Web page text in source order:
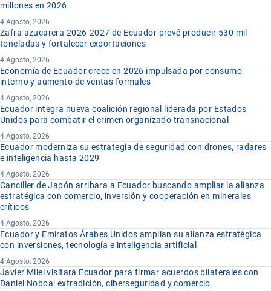
millones en 2026
4 Agosto, 2026
Zafra azucarera 2026-2027 de Ecuador prevé producir 530 mil
toneladas y fortalecer exportaciones
4 Agosto, 2026
Economía de Ecuador crece en 2026 impulsada por consumo
interno y aumento de ventas formales
4 Agosto, 2026
Ecuador integra nueva coalición regional liderada por Estados
Unidos para combatir el crimen organizado transnacional
4 Agosto, 2026
Ecuador moderniza su estrategia de seguridad con drones, radares
e inteligencia hasta 2029
4 Agosto, 2026
Canciller de Japón arribara a Ecuador buscando ampliar la alianza
estratégica con comercio, inversión y cooperación en minerales
críticos
4 Agosto, 2026
Ecuador y Emiratos Árabes Unidos amplían su alianza estratégica
con inversiones, tecnología e inteligencia artificial
4 Agosto, 2026
Javier Milei visitará Ecuador para firmar acuerdos bilaterales con
Daniel Noboa: extradición, ciberseguridad y comercio